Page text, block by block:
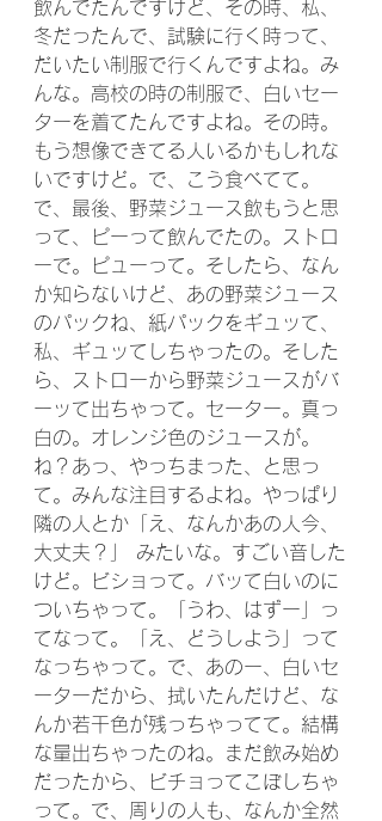
飲んでたんですけど、その時、私、
冬だったんで、試験に行く時って、
だいたい制服で行くんですよね。み
んな。高校の時の制服で、白いセー
ターを着てたんですよね。その時。
もう想像できてる人いるかもしれな
いですけど。で、こう食べてて。
で、最後、野菜ジュース飲もうと思
って、ピーって飲んでたの。ストロ
ーで。ピューって。そしたら、なん
か知らないけど、あの野菜ジュース
のパックね、紙パックをギュッて、
私、ギュッてしちゃったの。そした
ら、ストローから野菜ジュースがバ
ーッて出ちゃって。セーター。真っ
白の。オレンジ色のジュースが。
ね？あっ、やっちまった、と思っ
て。みんな注目するよね。やっぱり
隣の人とか「え、なんかあの人今、
大丈夫？」 みたいな。すごい音した
けど。ビショって。バッて白いのに
ついちゃって。「うわ、はずー」っ
てなって。「え、どうしよう」って
なっちゃって。で、あのー、白いセ
ーターだから、拭いたんだけど、な
んか若干色が残っちゃってて。結構
な量出ちゃったのね。まだ飲み始め
だったから、ビチョってこぼしちゃ
って。で、周りの人も、なんか全然